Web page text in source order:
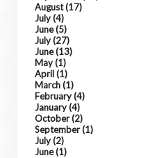
August(17)
July(4)
June(5)
July(27)
June(13)
May(1)
April(1)
March(1)
February(4)
January(4)
October(2)
September(1)
July(2)
June(1)